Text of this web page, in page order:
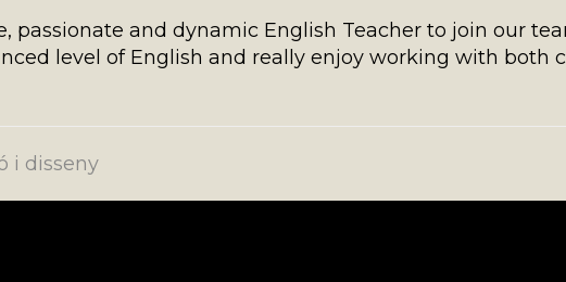
passionate and dynamic English Teacher to join our
level of English and really enjoy working with both
i disseny